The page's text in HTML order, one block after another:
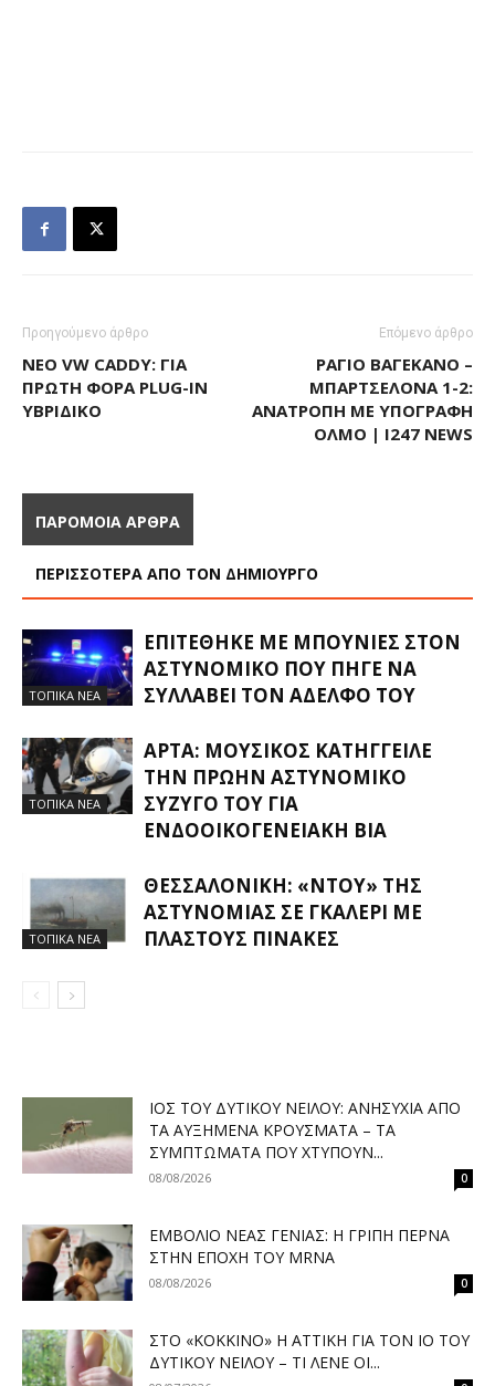
Προηγούμενο άρθρο
ΝΈΟ VW CADDY: ΓΙΑ
ΠΡΏΤΗ ΦΟΡΆ PLUG-IN
ΥΒΡΙΔΙΚΌ
Επόμενο άρθρο
ΡΆΓΙΟ ΒΑΓΕΚΆΝΟ –
ΜΠΑΡΤΣΕΛΌΝΑ 1-2:
ΑΝΑΤΡΟΠΉ ΜΕ ΥΠΟΓΡΑΦΉ
ΌΛΜΟ | I247 NEWS
ΠΑΡΟΜΟΙΑ ΑΡΘΡΑ
ΠΕΡΙΣΣΟΤΕΡΑ ΑΠΟ ΤΟΝ ΔΗΜΙΟΥΡΓΟ
ΤΟΠΙΚΑ ΝΕΑ
ΕΠΙΤΈΘΗΚΕ ΜΕ ΜΠΟΥΝΙΈΣ ΣΤΟΝ
ΑΣΤΥΝΟΜΙΚΌ ΠΟΥ ΠΉΓΕ ΝΑ
ΣΥΛΛΆΒΕΙ ΤΟΝ ΑΔΕΛΦΌ ΤΟΥ
ΤΟΠΙΚΑ ΝΕΑ
ΆΡΤΑ: ΜΟΥΣΙΚΌΣ ΚΑΤΉΓΓΕΙΛΕ
ΤΗΝ ΠΡΏΗΝ ΑΣΤΥΝΟΜΙΚΌ
ΣΎΖΥΓΌ ΤΟΥ ΓΙΑ
ΕΝΔΟΟΙΚΟΓΕΝΕΙΑΚΉ ΒΊΑ
ΤΟΠΙΚΑ ΝΕΑ
ΘΕΣΣΑΛΟΝΊΚΗ: «ΝΤΟΥ» ΤΗΣ
ΑΣΤΥΝΟΜΊΑΣ ΣΕ ΓΚΑΛΕΡΊ ΜΕ
ΠΛΑΣΤΟΎΣ ΠΊΝΑΚΕΣ
ΙΌΣ ΤΟΥ ΔΥΤΙΚΟΎ ΝΕΊΛΟΥ: ΑΝΗΣΥΧΊΑ ΑΠΌ
ΤΑ ΑΥΞΗΜΈΝΑ ΚΡΟΎΣΜΑΤΑ – ΤΑ
ΣΥΜΠΤΏΜΑΤΑ ΠΟΥ ΧΤΥΠΟΎΝ...
08/08/2026 0
ΕΜΒΌΛΙΟ ΝΈΑΣ ΓΕΝΙΆΣ: Η ΓΡΊΠΗ ΠΕΡΝΆ
ΣΤΗΝ ΕΠΟΧΉ ΤΟΥ MRNA
08/08/2026 0
ΣΤΟ «ΚΌΚΚΙΝΟ» Η ΑΤΤΙΚΉ ΓΙΑ ΤΟΝ ΙΌ ΤΟΥ
ΔΥΤΙΚΟΎ ΝΕΊΛΟΥ – ΤΙ ΛΈΝΕ ΟΙ...